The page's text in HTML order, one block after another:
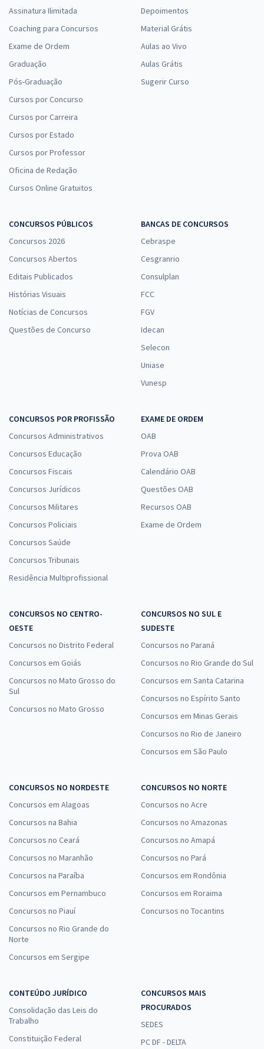
Assinatura Ilimitada
Coaching para Concursos
Exame de Ordem
Graduação
Pós-Graduação
Cursos por Concurso
Cursos por Carreira
Cursos por Estado
Cursos por Professor
Oficina de Redação
Cursos Online Gratuitos
Depoimentos
Material Grátis
Aulas ao Vivo
Aulas Grátis
Sugerir Curso
CONCURSOS PÚBLICOS
Concursos 2026
Concursos Abertos
Editais Publicados
Histórias Visuais
Notícias de Concursos
Questões de Concurso
BANCAS DE CONCURSOS
Cebraspe
Cesgranrio
Consulplan
FCC
FGV
Idecan
Selecon
Uniase
Vunesp
CONCURSOS POR PROFISSÃO
Concursos Administrativos
Concursos Educação
Concursos Fiscais
Concursos Jurídicos
Concursos Militares
Concursos Policiais
Concursos Saúde
Concursos Tribunais
Residência Multiprofissional
EXAME DE ORDEM
OAB
Prova OAB
Calendário OAB
Questões OAB
Recursos OAB
Exame de Ordem
CONCURSOS NO CENTRO-
OESTE
Concursos no Distrito Federal
Concursos em Goiás
Concursos no Mato Grosso do
Sul
Concursos no Mato Grosso
CONCURSOS NO SUL E
SUDESTE
Concursos no Paraná
Concursos no Rio Grande do Sul
Concursos em Santa Catarina
Concursos no Espírito Santo
Concursos em Minas Gerais
Concursos no Rio de Janeiro
Concursos em São Paulo
CONCURSOS NO NORDESTE
Concursos em Alagoas
Concursos na Bahia
Concursos no Ceará
Concursos no Maranhão
Concursos na Paraíba
Concursos em Pernambuco
Concursos no Piauí
Concursos no Rio Grande do
Norte
Concursos em Sergipe
CONCURSOS NO NORTE
Concursos no Acre
Concursos no Amazonas
Concursos no Amapá
Concursos no Pará
Concursos em Rondônia
Concursos em Roraima
Concursos no Tocantins
CONTEÚDO JURÍDICO
Consolidação das Leis do
Trabalho
Constituição Federal
CONCURSOS MAIS
PROCURADOS
SEDES
PC DF - DELTA